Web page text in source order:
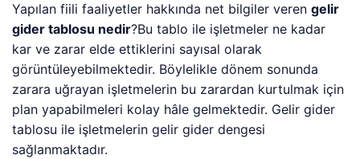
Yapılan fiili faaliyetler hakkında net bilgiler verengelir
gider tablosu nedir?Bu tablo ile işletmeler ne kadar
kar ve zarar elde ettiklerini sayısal olarak
görüntüleyebilmektedir. Böylelikle dönem sonunda
zarara uğrayan işletmelerin bu zarardan kurtulmak için
plan yapabilmeleri kolay hâle gelmektedir. Gelir gider
tablosu ile işletmelerin gelir gider dengesi
sağlanmaktadır.